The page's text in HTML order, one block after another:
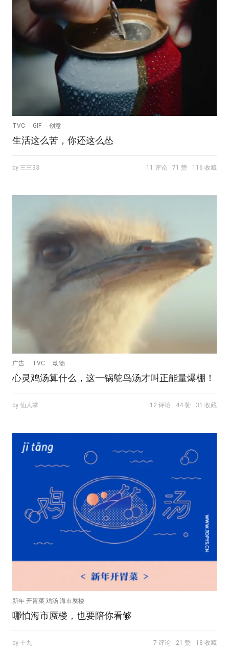
TVC GIF 创意
生活这么苦，你还这么怂
by 三三33 11 评论 71 赞 116 收藏
广告 TVC 动物
心灵鸡汤算什么，这一锅鸵鸟汤才叫正能量爆棚！
by 仙人掌 12 评论 44 赞 31 收藏
新年 开胃菜 鸡汤 海市蜃楼
哪怕海市蜃楼，也要陪你看够
by 十九 7 评论 21 赞 18 收藏